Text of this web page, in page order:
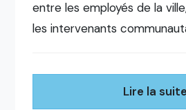
entre les employés de la
les intervenants
Lire la suite